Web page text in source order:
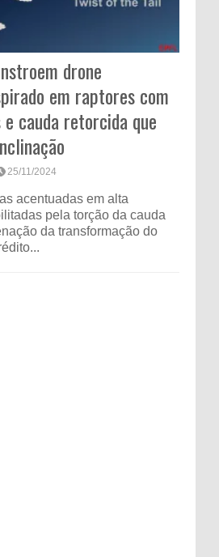
drone
em raptores com
cauda retorcida que
25/11/2024
acentuadas em alta
pela torção da cauda
da transformação do